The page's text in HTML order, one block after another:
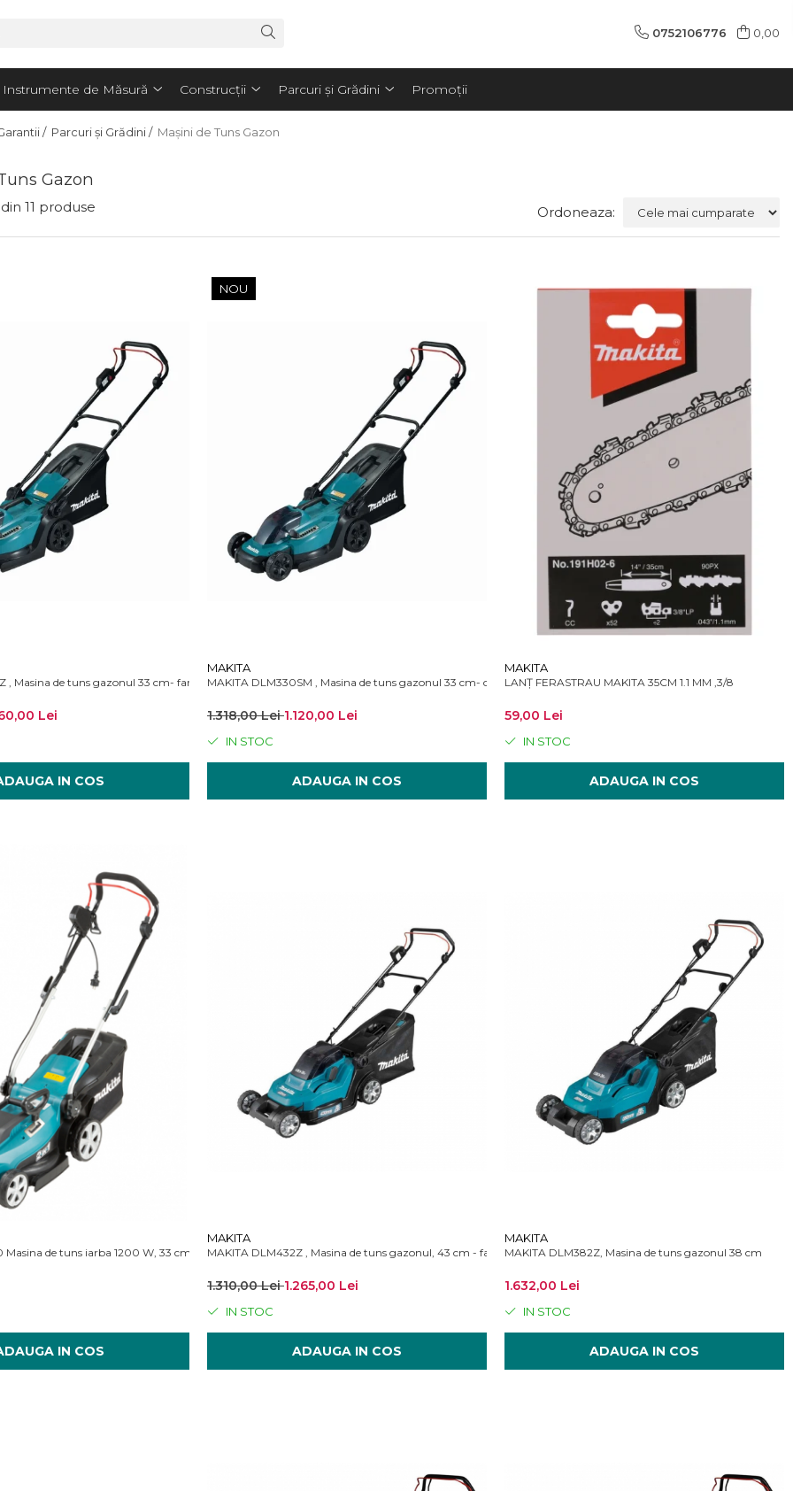
0752106776 0,00
Instrumente de Măsură Construcții Parcuri și Grădini Promoții
/ Parcuri și Grădini / Mașini de Tuns Gazon
Gazon
din 11 produse Ordoneaza:
, Masina de tuns gazonul 33 cm- fara acumulator si incarcator
Lei
IN COS
NOU
MAKITA
MAKITA DLM330SM , Masina de tuns gazonul 33 cm- cu acumulator 4A, incarcator standard
1.318,00 Lei1.120,00 Lei
IN STOC
ADAUGA IN COS
MAKITA
LANȚ FERASTRAU MAKITA 35CM 1.1 MM ,3/8
59,00 Lei
IN STOC
ADAUGA IN COS
Masina de tuns iarba 1200 W, 33 cm
IN COS
MAKITA
MAKITA DLM432Z , Masina de tuns gazonul, 43 cm - fara acumulator si incarcator
1.310,00 Lei1.265,00 Lei
IN STOC
ADAUGA IN COS
MAKITA
MAKITA DLM382Z, Masina de tuns gazonul 38 cm
1.632,00 Lei
IN STOC
ADAUGA IN COS